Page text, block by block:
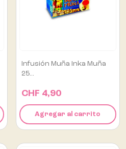
Infusión Muña Inka Muña
25...
CHF 4,90
Agregar al carrito